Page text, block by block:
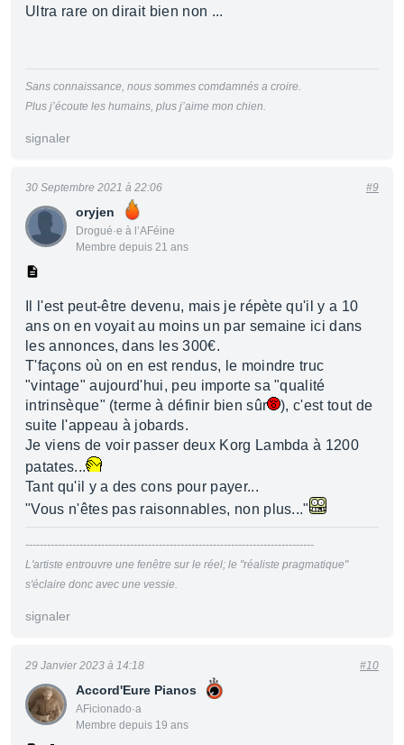
Ultra rare on dirait bien non ...
Sans connaissance, nous sommes comdamnés a croire.
Plus j’écoute les humains, plus j’aime mon chien.
signaler
oryjen
Drogué·e à l’AFéine
Membre depuis 21 ans
30 Septembre 2021 à 22:06 #9
Il l'est peut-être devenu, mais je répète qu'il y a 10
ans on en voyait au moins un par semaine ici dans
les annonces, dans les 300€.
T'façons où on en est rendus, le moindre truc
"vintage" aujourd'hui, peu importe sa "qualité
intrinsèque" (terme à définir bien sûr
), c'est tout de
suite l'appeau à jobards.
Je viens de voir passer deux Korg Lambda à 1200
patates...
Tant qu'il y a des cons pour payer...
"Vous n'êtes pas raisonnables, non plus..."
--------------------------------------------------------------------------------
L'artiste entrouvre une fenêtre sur le réel; le "réaliste pragmatique"
s'éclaire donc avec une vessie.
signaler
Accord'Eure Pianos
AFicionado·a
Membre depuis 19 ans
29 Janvier 2023 à 14:18 #10